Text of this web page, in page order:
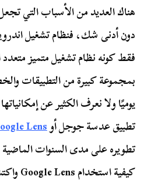
هناك العديد من الأسباب التي
دون أدنى شك، فنظام تشغيل
فقط كونه نظام تشغيل متميز متعدد
بمجموعة كبيرة من التطبيقات
يوميًا ولا نعرف الكثير عن
تطبيق عدسة جوجل أوLens
تطويره على مدى السنوات الماضية
كيفية استخدام Google Lens واكتشاف إمكانياته ووظائفه.